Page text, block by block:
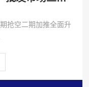
抢空二期加推全面升